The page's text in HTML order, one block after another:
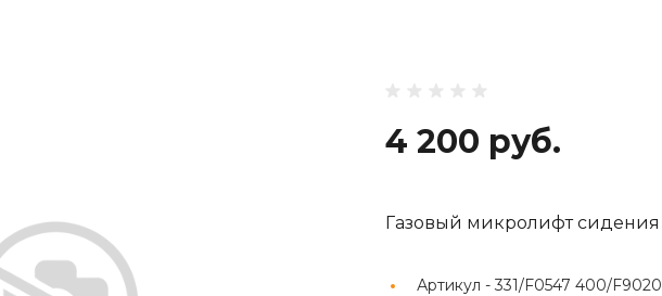
4 200 руб.
Газовый микролифт сидения
Артикул - 331/F0547 400/F9020